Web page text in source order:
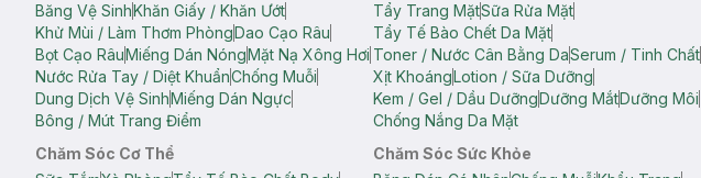
Băng Vệ SinhKhăn Giấy / Khăn Ướt
Khử Mùi / Làm Thơm PhòngDao Cạo Râu
Bọt Cạo RâuMiếng Dán NóngMặt Nạ Xông Hơi
Nước Rửa Tay / Diệt KhuẩnChống Muỗi
Dung Dịch Vệ SinhMiếng Dán Ngực
Bông / Mút Trang Điểm
Tẩy Trang MặtSữa Rửa Mặt
Tẩy Tế Bào Chết Da Mặt
Toner / Nước Cân Bằng DaSerum / Tinh Chất
Xịt KhoángLotion / Sữa Dưỡng
Kem / Gel / Dầu DưỡngDưỡng MắtDưỡng Môi
Chống Nắng Da Mặt
Chăm Sóc Cơ Thể
Chăm Sóc Sức Khỏe